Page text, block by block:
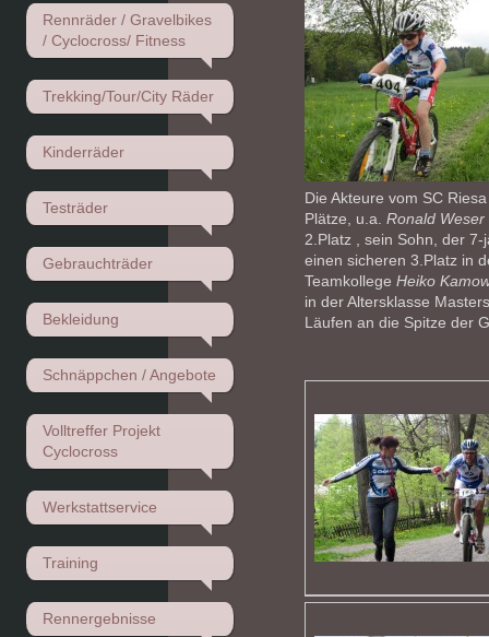
Rennräder / Gravelbikes
/ Cyclocross/ Fitness
Trekking/Tour/City Räder
Kinderräder
Testräder
Gebrauchträder
Bekleidung
Schnäppchen / Angebote
Volltreffer Projekt
Cyclocross
Werkstattservice
Training
Rennergebnisse
Die Akteure vom SC
Plätze, u.a.Ronald Weser
2.Platz , sein Sohn, der
einen sicheren 3.Platz in
TeamkollegeHeiko
in der Altersklasse
Läufen an die Spitze der